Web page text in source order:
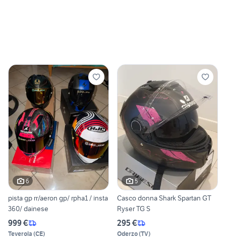
6
pista gp rr/aeron gp/ rpha1 / insta
360/ dainese
999 €
Teverola (CE)
5
Casco donna Shark Spartan GT
Ryser TG S
295 €
Oderzo(TV)